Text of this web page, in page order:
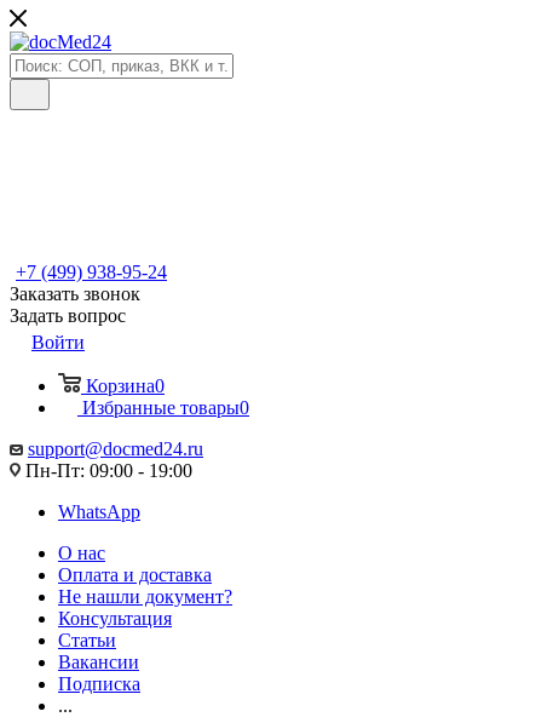
+7 (499) 938-95-24
Заказать звонок
Задать вопрос
Войти
Корзина0
Избранные товары0
support@docmed24.ru
Пн-Пт: 09:00 - 19:00
WhatsApp
О нас
Оплата и доставка
Не нашли документ?
Консультация
Статьи
Вакансии
Подписка
...